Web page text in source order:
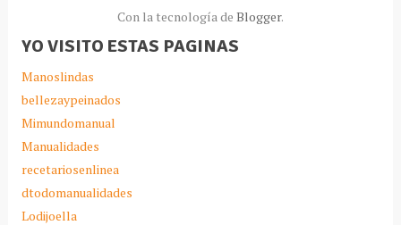
Con la tecnología de Blogger.
YO VISITO ESTAS PAGINAS
Manoslindas
bellezaypeinados
Mimundomanual
Manualidades
recetariosenlinea
dtodomanualidades
Lodijoella